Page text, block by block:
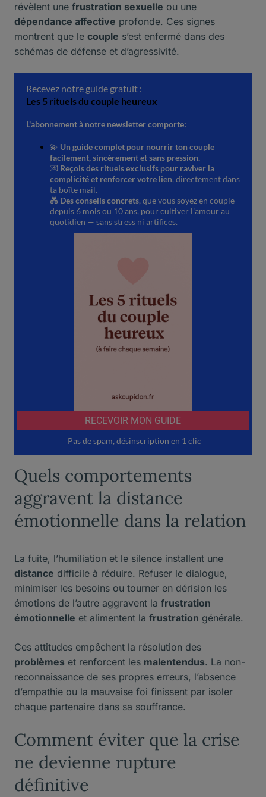
révèlent une frustration sexuelle ou une
dépendance affective profonde. Ces signes
montrent que le couple s’est enfermé dans des
schémas de défense et d’agressivité.
Quels comportements
aggravent la distance
émotionnelle dans la relation
La fuite, l’humiliation et le silence installent une
distance difficile à réduire. Refuser le dialogue,
minimiser les besoins ou tourner en dérision les
émotions de l’autre aggravent la frustration
émotionnelle et alimentent la frustration générale.
Ces attitudes empêchent la résolution des
problèmes et renforcent les malentendus. La non-
reconnaissance de ses propres erreurs, l’absence
d’empathie ou la mauvaise foi finissent par isoler
chaque partenaire dans sa souffrance.
Comment éviter que la crise
ne devienne rupture
définitive